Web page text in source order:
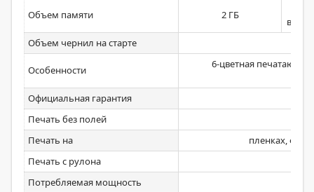
Объем памяти 2 ГБ
Объем чернил на старте
Особенности 6-цветная
Официальная гарантия
Печать без полей
Печать на
пленках,
Печать с рулона
Потребляемая мощность